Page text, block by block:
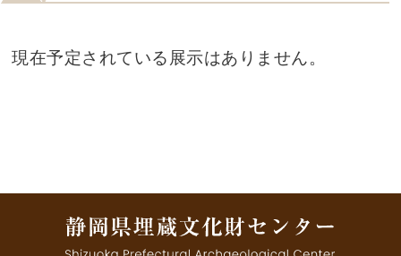
現在予定されている展示はありません。